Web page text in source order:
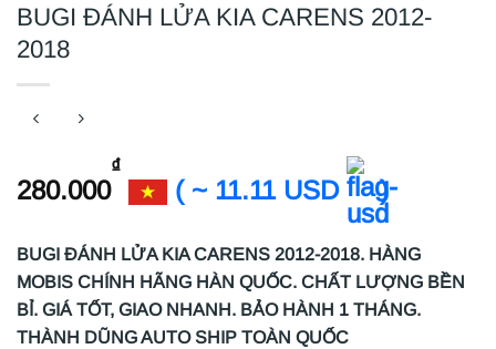
BUGI ĐÁNH LỬA KIA CARENS 2012-
2018
280.000
₫
( ~ 11.11 USD )
BUGI ĐÁNH LỬA KIA CARENS 2012-2018. HÀNG
MOBIS CHÍNH HÃNG HÀN QUỐC. CHẤT LƯỢNG BỀN
BỈ. GIÁ TỐT, GIAO NHANH. BẢO HÀNH 1 THÁNG.
THÀNH DŨNG AUTO SHIP TOÀN QUỐC